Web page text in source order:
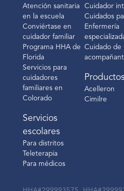
Atención sanitaria
en la escuela
Conviértase en
cuidador familiar
Programa HHA de
Florida
Servicios para
cuidadores
familiares en
Colorado
Servicios
escolares
Para distritos
Teleterapia
Para médicos
Cuidador
Cuidados
Enfermería
Cuidado de
Productos
Acelleron
Cimilre